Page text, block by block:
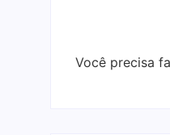
Você precisa